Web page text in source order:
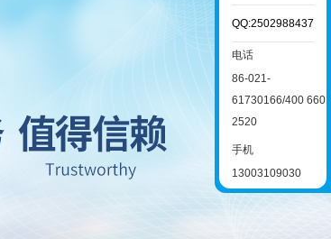
QQ:2502988437
电话
86-021-
61730166/400 660
2520
手机
13003109030